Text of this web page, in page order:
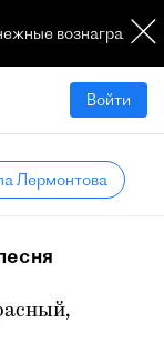
Войти
Лермонтова